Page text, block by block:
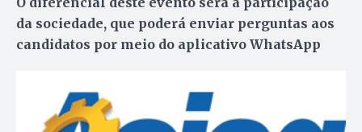
da sociedade, que poderá enviar perguntas aos
candidatos por meio do aplicativo WhatsApp